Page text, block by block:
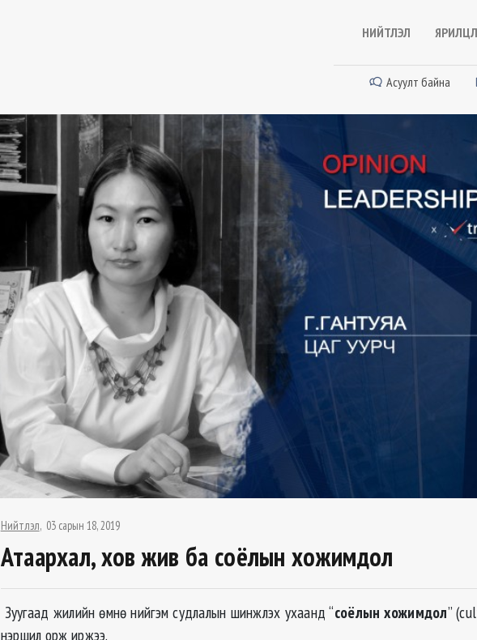
НИЙТЛЭЛ
Асуулт байна
Нийтлэл 03 сарын 18, 2019
Атаархал, хов жив ба соёлын хожимдол
Зуугаад жилийн өмнө нийгэм судлалын шинжлэх ухаанд “соёлын хожимдол”
нэршил орж иржээ.